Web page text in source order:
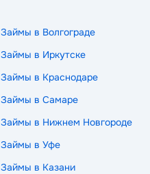
Займы в Волгограде
Займы в Иркутске
Займы в Краснодаре
Займы в Самаре
Займы в Нижнем Новгороде
Займы в Уфе
Займы в Казани